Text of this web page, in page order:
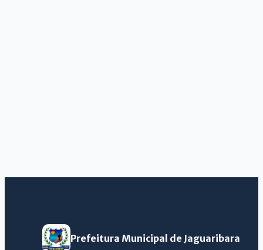
Prefeitura Municipal de Jaguaribara